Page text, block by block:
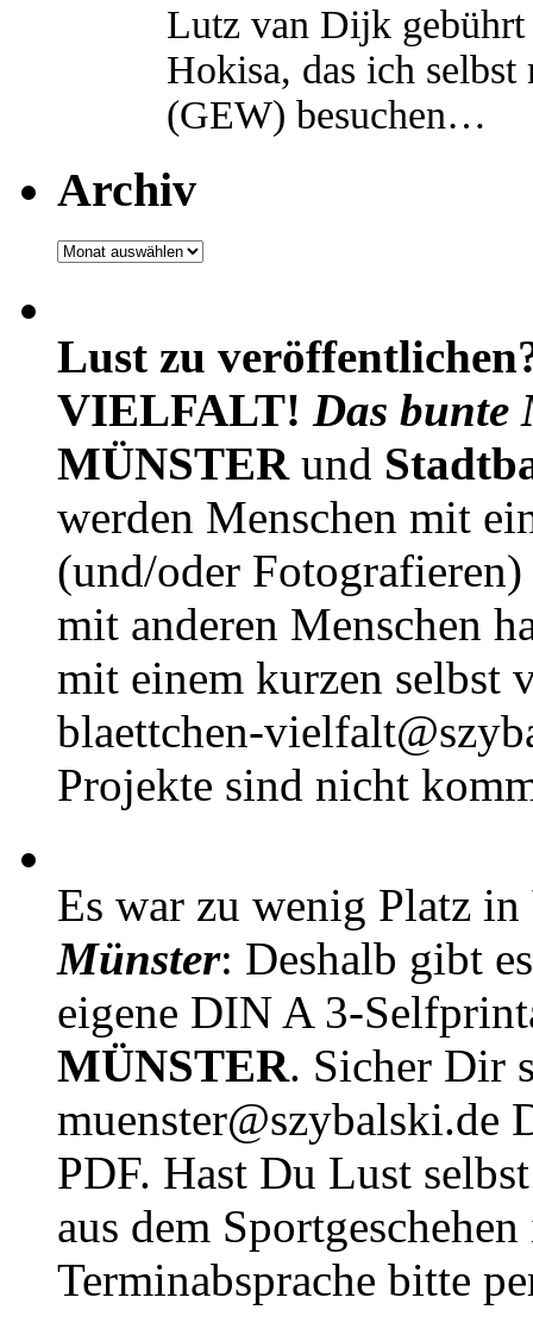
Lutz van Dijk
Hokisa, das ich
(GEW) besuchen…
Archiv
Archiv
Lust zu
VIELFALT! Das bunte
MÜNSTER und
werden Menschen mit
(und/oder
mit anderen Menschen
mit einem kurzen selbst
blaettchen-
Projekte sind nicht
Es war zu wenig Platz in
Münster: Deshalb gibt
eigene DIN A 3-
MÜNSTER. Sicher Dir
muenster@szybalski.de
PDF. Hast Du Lust
aus dem
Terminabsprache bitte